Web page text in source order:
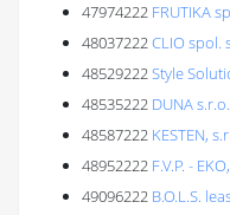
47974222 FRUTIKA
48037222CLIO spol.
48529222Style
48535222 DUNA s.r.o.
48587222 KESTEN,
48952222 F.V.P. -
49096222 B.O.L.S.